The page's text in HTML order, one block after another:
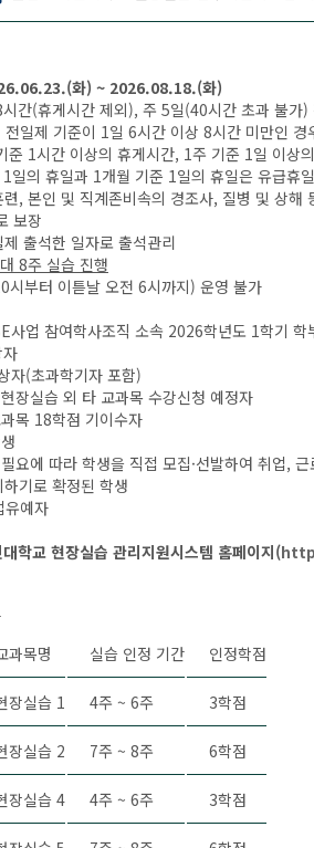
화) ~ 2026.08.18.(화)
간(휴게시간 제외), 주 5일(40시간 초과 불가)
제 기준이 1일 6시간 이상 8시간 미만인 경
1시간 이상의 휴게시간, 1주 기준 1일 이상
휴일과 1개월 기준 1일의 휴일은 유급휴
인 및 직계존비속의 경조사, 질병 및 상해
장
출석한 일자로 출석관리
8주 실습 진행
시부터 이튿날 오전 6시까지) 운영 불가
사업 참여학사조직 소속 2026학년도 1학기
자(초과학기자 포함)
장실습 외 타 교과목 수강신청 예정자
목 18학점 기이수자
요에 따라 학생을 직접 모집·선발하여 취업,
로 확정된 학생
예자
학교 현장실습 관리지원시스템 홈페이지(
과목명 실습 인정 기간 인정학점
장실습 1 4주 ~ 6주 3학점
장실습 2 7주 ~ 8주 6학점
장실습 4 4주 ~ 6주 3학점